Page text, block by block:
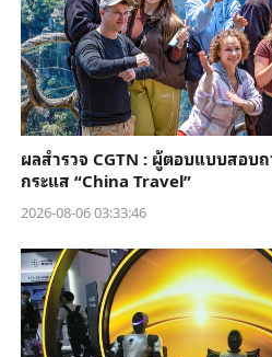
ผลสำรวจ CGTN : ผู้ตอบแบบสอบ
กระแส “China Travel”
2026-08-06 03:33:46